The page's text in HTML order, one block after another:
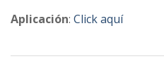
Aplicación: Click aquí